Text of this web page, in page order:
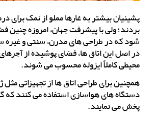
پشینیان‌ بیشتر به غارها مملو از نمک برای
بردند؛ ولی با پیشرفت جهان، امروزه چنین
شود که در طراحی های مدرن، سنتی و غیره
در اصل این اتاق ها، فضای پوشیده از
محیطی کاملاً ایزوله محسوب می شوند.
همچنین برای طراحی اتاق ها از تجهیزاتی مثل
دستگاه های هواسازی استفاده می کنند که
پخش می نمایند.